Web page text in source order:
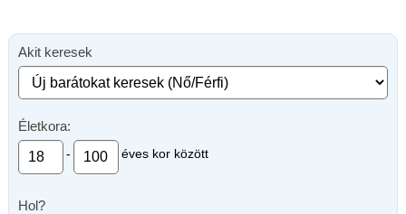
Akit keresek
Életkora:
- éves kor között
Hol?